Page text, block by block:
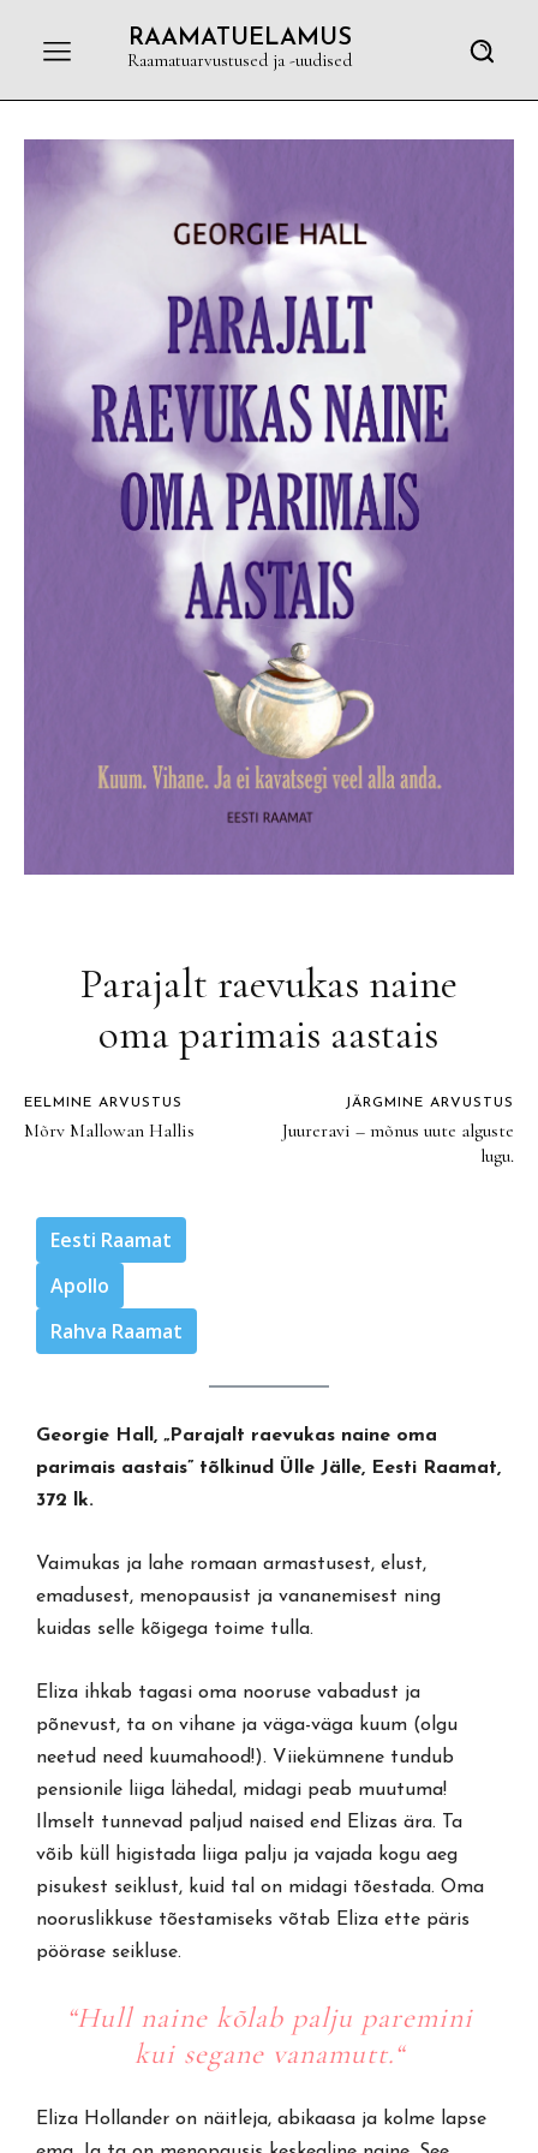
RAAMATUELAMUS
Raamatuarvustused ja -uudised
Parajalt raevukas naine
oma parimais aastais
EELMINE ARVUSTUS
Mõrv Mallowan Hallis
JÄRGMINE ARVUSTUS
Juureravi – mõnus uute alguste
lugu.
Eesti Raamat
Apollo
Rahva Raamat
Georgie Hall, „Parajalt raevukas naine oma
parimais aastais” tõlkinud Ülle Jälle, Eesti Raamat,
372 lk.
Vaimukas ja lahe romaan armastusest, elust,
emadusest, menopausist ja vananemisest ning
kuidas selle kõigega toime tulla.
Eliza ihkab tagasi oma nooruse vabadust ja
põnevust, ta on vihane ja väga-väga kuum (olgu
neetud need kuumahood!). Viiekümnene tundub
pensionile liiga lähedal, midagi peab muutuma!
Ilmselt tunnevad paljud naised end Elizas ära. Ta
võib küll higistada liiga palju ja vajada kogu aeg
pisukest seiklust, kuid tal on midagi tõestada. Oma
nooruslikkuse tõestamiseks võtab Eliza ette päris
pöörase seikluse.
“Hull naine kõlab palju paremini
kui segane vanamutt.“
Eliza Hollander on näitleja, abikaasa ja kolme lapse